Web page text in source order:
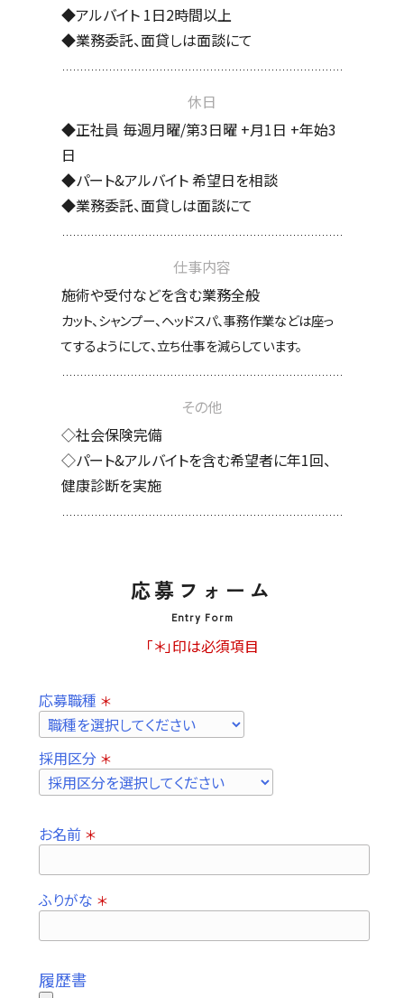
◆アルバイト 1日2時間以上
◆業務委託、面貸しは面談にて
休日
◆正社員 毎週月曜/第3日曜 +月1日 +年始3
日
◆パート&アルバイト 希望日を相談
◆業務委託、面貸しは面談にて
仕事内容
施術や受付などを含む業務全般
カット、シャンプー、ヘッドスパ、事務作業などは座っ
てするようにして、立ち仕事を減らしています。
その他
◇社会保険完備
◇パート&アルバイトを含む希望者に年1回、
健康診断を実施
応募フォーム
Entry Form
「＊」印は必須項目
応募職種 ＊
採⽤区分 ＊
お名前 ＊
ふりがな ＊
履歴書